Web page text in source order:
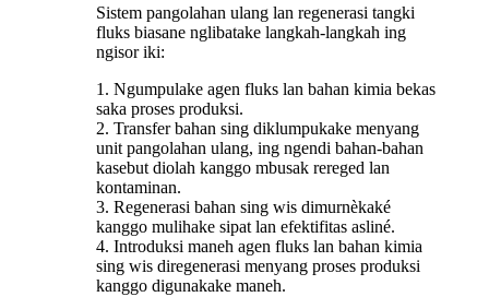
Sistem pangolahan ulang lan regenerasi tangki
fluks biasane nglibatake langkah-langkah ing
ngisor iki:
1. Ngumpulake agen fluks lan bahan kimia bekas
saka proses produksi.
2. Transfer bahan sing diklumpukake menyang
unit pangolahan ulang, ing ngendi bahan-bahan
kasebut diolah kanggo mbusak rereged lan
kontaminan.
3. Regenerasi bahan sing wis dimurnèkaké
kanggo mulihake sipat lan efektifitas asliné.
4. Introduksi maneh agen fluks lan bahan kimia
sing wis diregenerasi menyang proses produksi
kanggo digunakake maneh.